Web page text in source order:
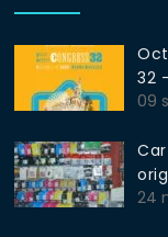
32
09
24